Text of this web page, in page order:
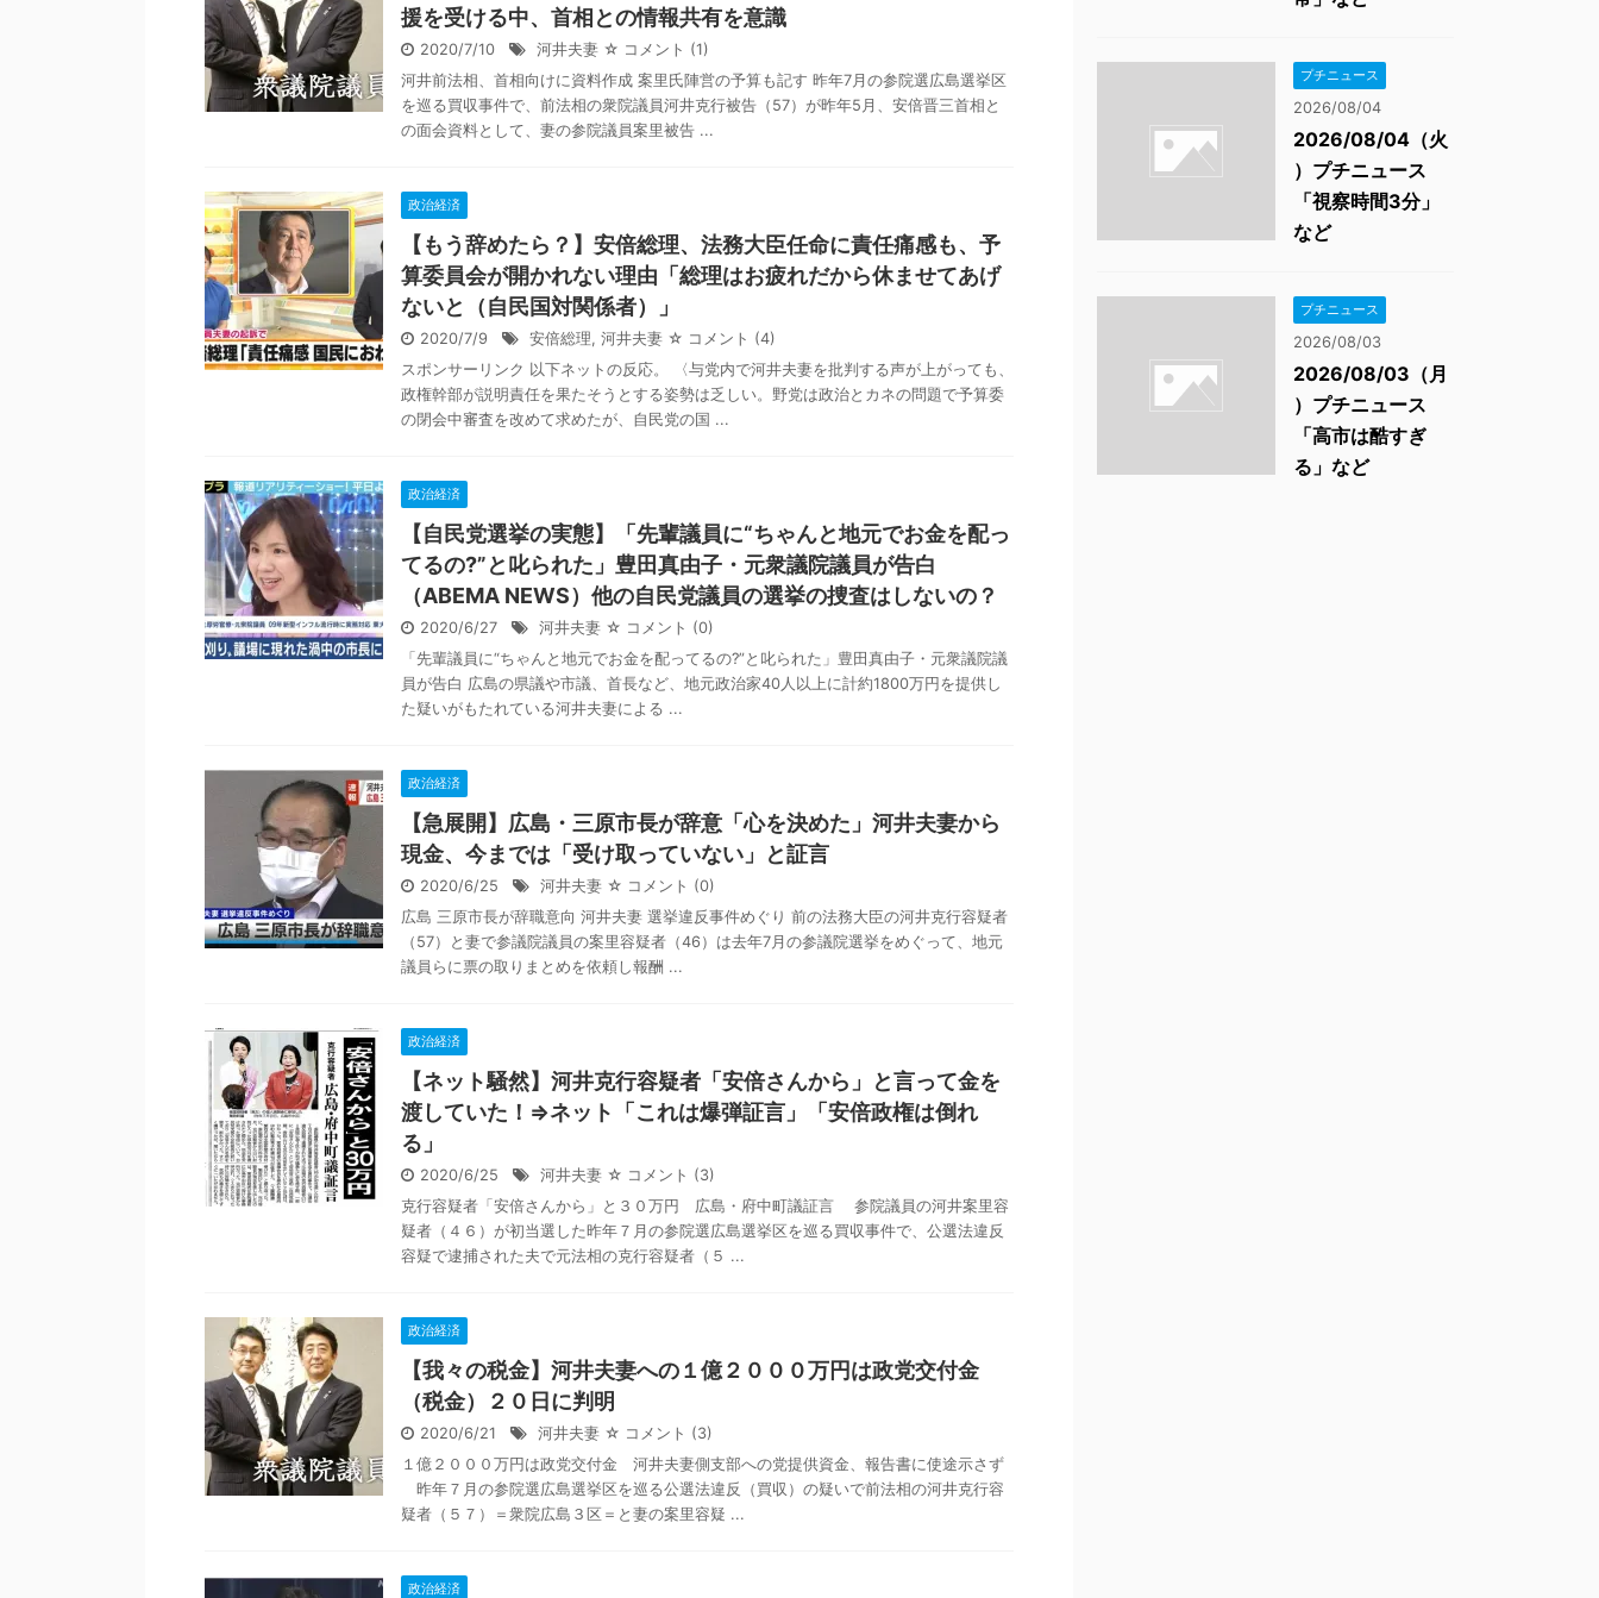
援を受ける中、首相との情報共有を意識
2020/7/10 河井夫妻 ☆ コメント (1)
河井前法相、首相向けに資料作成 案里氏陣営の予算も記す 昨年7月の参院選広島選挙区
を巡る買収事件で、前法相の衆院議員河井克行被告（57）が昨年5月、安倍晋三首相と
の面会資料として、妻の参院議員案里被告 ...
政治経済
【もう辞めたら？】安倍総理、法務大臣任命に責任痛感も、予
算委員会が開かれない理由「総理はお疲れだから休ませてあげ
ないと（自民国対関係者）」
2020/7/9 安倍総理, 河井夫妻 ☆ コメント (4)
スポンサーリンク 以下ネットの反応。 〈与党内で河井夫妻を批判する声が上がっても、
政権幹部が説明責任を果たそうとする姿勢は乏しい。野党は政治とカネの問題で予算委
の閉会中審査を改めて求めたが、自民党の国 ...
政治経済
【自民党選挙の実態】「先輩議員に“ちゃんと地元でお金を配っ
てるの?”と叱られた」豊田真由子・元衆議院議員が告白
（ABEMA NEWS）他の自民党議員の選挙の捜査はしないの？
2020/6/27 河井夫妻 ☆ コメント (0)
「先輩議員に“ちゃんと地元でお金を配ってるの?”と叱られた」豊田真由子・元衆議院議
員が告白 広島の県議や市議、首長など、地元政治家40人以上に計約1800万円を提供し
た疑いがもたれている河井夫妻による ...
政治経済
【急展開】広島・三原市長が辞意「心を決めた」河井夫妻から
現金、今までは「受け取っていない」と証言
2020/6/25 河井夫妻 ☆ コメント (0)
広島 三原市長が辞職意向 河井夫妻 選挙違反事件めぐり 前の法務大臣の河井克行容疑者
（57）と妻で参議院議員の案里容疑者（46）は去年7月の参議院選挙をめぐって、地元
議員らに票の取りまとめを依頼し報酬 ...
政治経済
【ネット騒然】河井克行容疑者「安倍さんから」と言って金を
渡していた！⇒ネット「これは爆弾証言」「安倍政権は倒れ
る」
2020/6/25 河井夫妻 ☆ コメント (3)
克行容疑者「安倍さんから」と３０万円 広島・府中町議証言 参院議員の河井案里容
疑者（４６）が初当選した昨年７月の参院選広島選挙区を巡る買収事件で、公選法違反
容疑で逮捕された夫で元法相の克行容疑者（５ ...
政治経済
【我々の税金】河井夫妻への１億２０００万円は政党交付金
（税金）２０日に判明
2020/6/21 河井夫妻 ☆ コメント (3)
１億２０００万円は政党交付金 河井夫妻側支部への党提供資金、報告書に使途示さず
昨年７月の参院選広島選挙区を巡る公選法違反（買収）の疑いで前法相の河井克行容
疑者（５７）＝衆院広島３区＝と妻の案里容疑 ...
政治経済
プチニュース
2026/08/04
2026/08/04（火
）プチニュース
「視察時間3分」
など
プチニュース
2026/08/03
2026/08/03（月
）プチニュース
「高市は酷すぎ
る」など